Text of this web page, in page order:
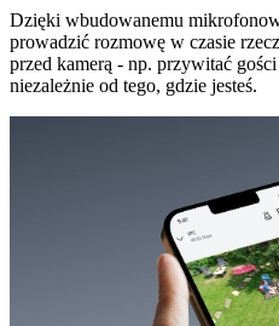
Dzięki wbudowanemu
prowadzić rozmowę w czasie
przed kamerą - np. przywitać
niezależnie od tego, gdzie jesteś.